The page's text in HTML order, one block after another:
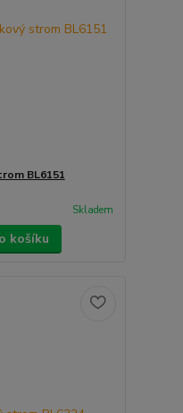
BL6151
Skladem
košíku